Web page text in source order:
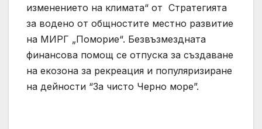
изменението на климата“ от Стратегията
за водено от общностите местно развитие
на МИРГ „Поморие“. Безвъзмездната
финансова помощ се отпуска за създаване
на екозона за рекреация и популяризиране
на дейности “За чисто Черно море”.